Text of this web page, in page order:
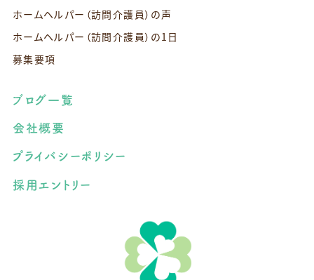
ホームヘルパー（訪問介護員）の声
ホームヘルパー（訪問介護員）の1日
募集要項
ブログ一覧
会社概要
プライバシーポリシー
採用エントリー